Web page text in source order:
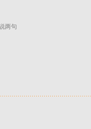
两句